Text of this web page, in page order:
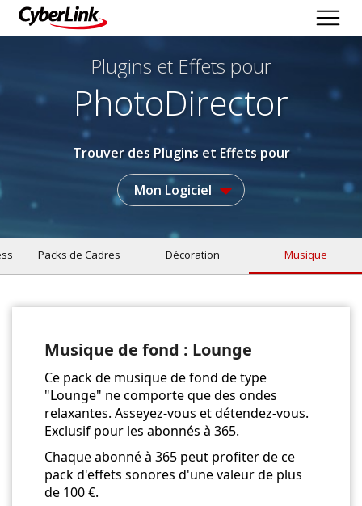
Plugins et Effets pour
PhotoDirector
Trouver des Plugins et Effets pour
Mon Logiciel
Packs de Cadres Décoration Musique
Musique de fond : Lounge
Ce pack de musique de fond de type
"Lounge" ne comporte que des ondes
relaxantes. Asseyez-vous et détendez-vous.
Exclusif pour les abonnés à 365.
Chaque abonné à 365 peut profiter de ce
pack d'effets sonores d'une valeur de plus
de 100 €.